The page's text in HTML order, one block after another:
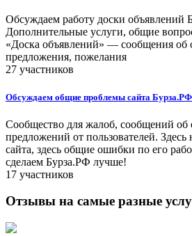
Обсуждаем работу доски объявлений
Дополнительные услуги, общие
«Доска объявлений» — сообщения
предложения, пожелания
27 участников
Обсуждаем общие проблемы сайта Бурза.РФ
Сообщество для жалоб, сообщений об
предложений от пользователей.
сайта, здесь общие ошибки по его
сделаем Бурза.РФ лучше!
17 участников
Отзывы на самые разные